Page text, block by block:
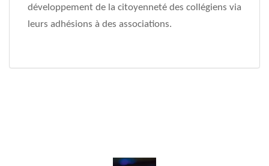
développement de la citoyenneté des collégiens via
leurs adhésions à des associations.